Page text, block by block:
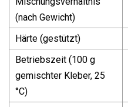
(nach Gewicht)
Härte (gestützt)
Betriebszeit (100 g
gemischter Kleber, 25
°C)